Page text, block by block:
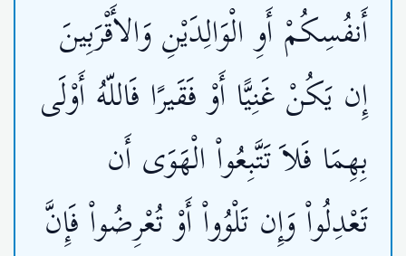
أَنفُسِكُمْ أَوِ الْوَالِدَيْنِ وَالأَقْرَبِينَ
إِن يَكُنْ غَنِيًّا أَوْ فَقَيرًا فَاللّهُ أَوْلَى
بِهِمَا فَلاَ تَتَّبِعُواْ الْهَوَى أَن
تَعْدِلُواْ وَإِن تَلْوُواْ أَوْ تُعْرِضُواْ فَإِنَّ